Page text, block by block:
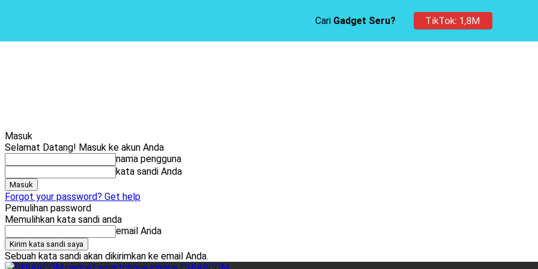
Masuk
Selamat Datang! Masuk ke akun Anda
nama pengguna
kata sandi Anda
Forgot your password? Get help
Pemulihan password
Memulihkan kata sandi anda
email Anda
Sebuah kata sandi akan dikirimkan ke email Anda.
Cari Gadget Seru? TikTok: 1,8M